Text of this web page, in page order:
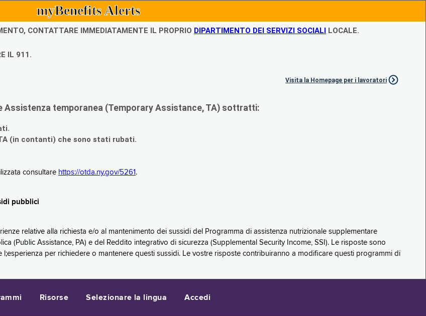
myBenefits Alerts
CONTATTARE IMMEDIATAMENTE IL PROPRIO DIPARTIMENTO DEI SERVIZI SOCIALI LOCALE.
IL 911.
Visita la Homepage per i lavoratori
Assistenza temporanea (Temporary Assistance, TA) sottratti:
(in contanti) che sono stati rubati.
consultare https://otda.ny.gov/5261 .
pubblici
relative alla richiesta e/o al mantenimento dei sussidi del Programma di assistenza nutrizionale supplementare
(Public Assistance, PA) e del Reddito integrativo di sicurezza (Supplemental Security Income, SSI). Le risposte sono
per richiedere o mantenere questi sussidi. Le vostre risposte contribuiranno a modificare questi programmi di
Risorse Selezionare la lingua Accedi